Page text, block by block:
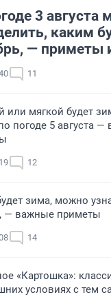
3 августа
каким
— приметы
11
или мягкой будет
погоде 5 августа
12
зима, можно
— важные приметы
14
«Картошка»:
условиях с тем